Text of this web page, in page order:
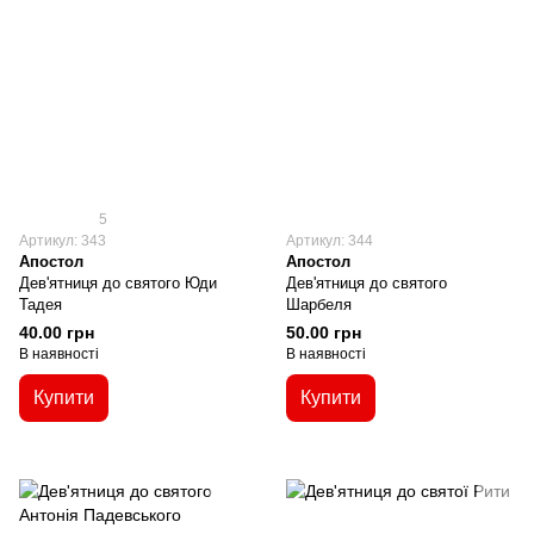
5
Артикул: 343
Апостол
Дев'ятниця до святого Юди
Тадея
40.00 грн
В наявності
Купити
Артикул: 344
Апостол
Дев'ятниця до святого
Шарбеля
50.00 грн
В наявності
Купити